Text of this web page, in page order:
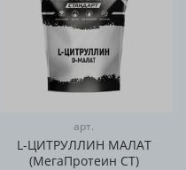
арт.
L-ЦИТРУЛЛИН МАЛАТ
(МегаПротеин СТ)